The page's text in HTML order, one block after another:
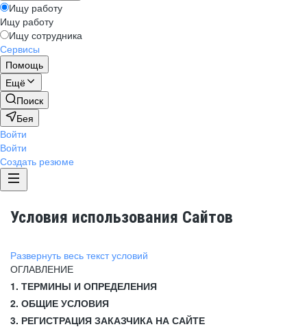
Ищу работу
Ищу работу
Ищу сотрудника
Сервисы
Помощь
Ещё
Поиск
Бея
Войти
Войти
Создать резюме
Условия использования Сайтов
Развернуть весь текст условий
ОГЛАВЛЕНИЕ
1. ТЕРМИНЫ И ОПРЕДЕЛЕНИЯ
2. ОБЩИЕ УСЛОВИЯ
3. РЕГИСТРАЦИЯ ЗАКАЗЧИКА НА САЙТЕ